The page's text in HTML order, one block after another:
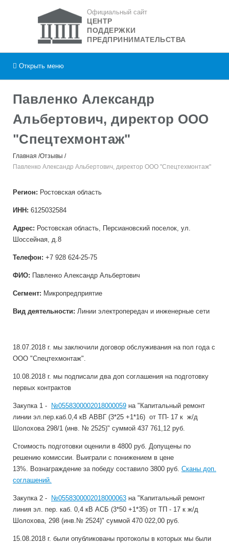
Официальный сайт
ЦЕНТР
ПОДДЕРЖКИ
ПРЕДПРИНИМАТЕЛЬСТВА
Открыть меню
Павленко Александр
Альбертович, директор ООО
"Спецтехмонтаж"
Главная Отзывы
Павленко Александр Альбертович, директор ООО "Спецтехмонтаж"
Регион: Ростовская область
ИНН: 6125032584
Адрес: Ростовская область, Персиановский поселок, ул.
Шоссейная, д.8
Телефон: +7 928 624-25-75
ФИО: Павленко Александр Альбертович
Сегмент: Микропредприятие
Вид деятельности: Линии электропередач и инженерные сети
18.07.2018 г. мы заключили договор обслуживания на пол года с
ООО "Спецтехмонтаж".
10.08.2018 г. мы подписали два доп соглашения на подготовку
первых контрактов
Закупка 1 - №0558300002018000059 на "Капитальный ремонт
линии эл.пер.каб.0,4 кВ АВВГ (3*25 +1*16) от ТП- 17 к ж/д
Шолохова 298/1 (инв. № 2525)" суммой 437 761,12 руб.
Стоимость подготовки оценили в 4800 руб. Допущены по
решению комиссии. Выиграли с понижением в цене
13%. Вознаграждение за победу составило 3800 руб. Сканы доп.
соглашений.
Закупка 2 - №0558300002018000063 на "Капитальный ремонт
линия эл. пер. каб. 0,4 кВ АСБ (3*50 +1*35) от ТП - 17 к ж/д
Шолохова, 298 (инв.№ 2524)" суммой 470 022,00 руб.
15.08.2018 г. были опубликованы протоколы в которых мы были